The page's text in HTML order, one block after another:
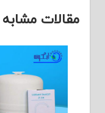
مقالات مشابه